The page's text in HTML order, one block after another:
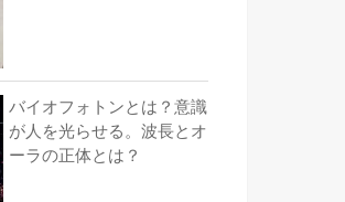
バイオフォトンとは？意識
が人を光らせる。波長とオ
ーラの正体とは？